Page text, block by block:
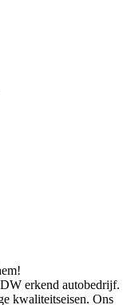
erkend autobedrijf.
kwaliteitseisen. Ons